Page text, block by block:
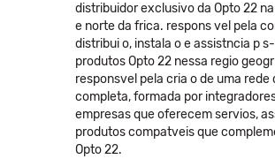
distribuidor exclusivo da Opto 22
e norte da frica. respons vel pela
distribui o, instala o e assistncia p
produtos Opto 22 nessa regio
responsvel pela cria o de uma rede
completa, formada por
empresas que oferecem servios,
produtos compatveis que
Opto 22.